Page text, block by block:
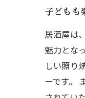
子どもも
居酒屋は
魅力とな
しい照り
ーです。